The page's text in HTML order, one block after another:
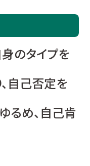
のタイプを
自己否定を
るめ、自己肯